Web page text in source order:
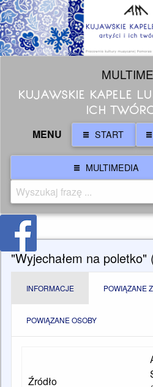
KUJAWSKIE KAPELE
ICH
MENU START
MULTIMEDIA
"Wyjechałem na poletko"
INFORMACJE POWIĄZANE
POWIĄZANE OSOBY
Źródło